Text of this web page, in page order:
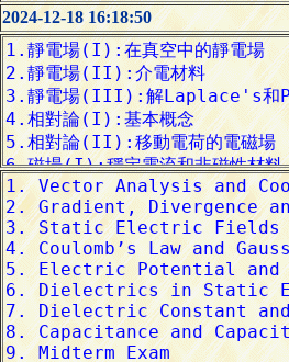
2024-12-18 16:18:50